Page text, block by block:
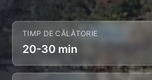
TIMP DE CĂLĂTORIE
20-30 min